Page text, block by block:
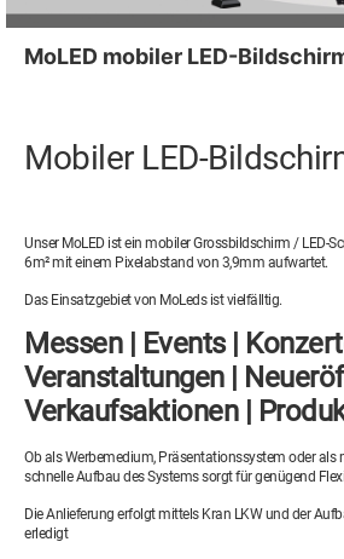
MoLED mobiler LED-
Mobiler LED-
Unser MoLED ist ein mobiler Grossbildschirm / LED-
6m² mit einem Pixelabstand von 3,9mm aufwartet.
Das Einsatzgebiet von MoLeds ist vielfälltig.
Messen | Events |
Veranstaltungen |
Verkaufsaktionen |
Ob als Werbemedium, Präsentationssystem oder als
schnelle Aufbau des Systems sorgt für genügend
Die Anlieferung erfolgt mittels Kran LKW und der
erledigt